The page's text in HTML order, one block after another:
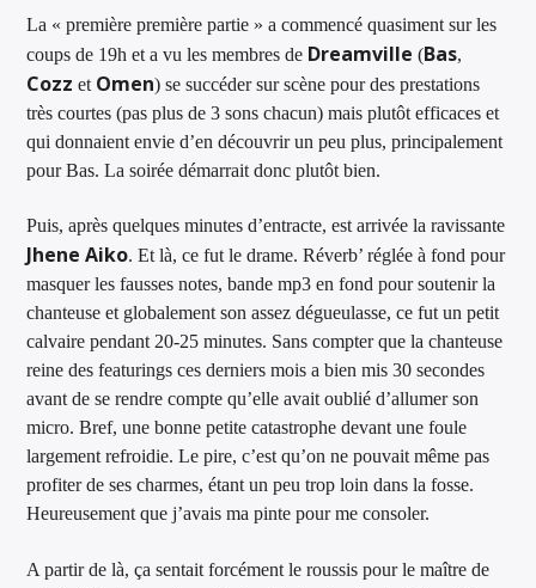
La « première première partie » a commencé quasiment sur les
coups de 19h et a vu les membres de Dreamville (Bas,
Cozz et Omen) se succéder sur scène pour des prestations
très courtes (pas plus de 3 sons chacun) mais plutôt efficaces et
qui donnaient envie d’en découvrir un peu plus, principalement
pour Bas. La soirée démarrait donc plutôt bien.
Puis, après quelques minutes d’entracte, est arrivée la ravissante
Jhene Aiko. Et là, ce fut le drame. Réverb’ réglée à fond pour
masquer les fausses notes, bande mp3 en fond pour soutenir la
chanteuse et globalement son assez dégueulasse, ce fut un petit
calvaire pendant 20-25 minutes. Sans compter que la chanteuse
reine des featurings ces derniers mois a bien mis 30 secondes
avant de se rendre compte qu’elle avait oublié d’allumer son
micro. Bref, une bonne petite catastrophe devant une foule
largement refroidie. Le pire, c’est qu’on ne pouvait même pas
profiter de ses charmes, étant un peu trop loin dans la fosse.
Heureusement que j’avais ma pinte pour me consoler.
A partir de là, ça sentait forcément le roussis pour le maître de